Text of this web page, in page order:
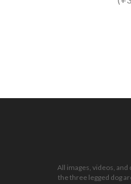
All images, videos,
the three legged dog